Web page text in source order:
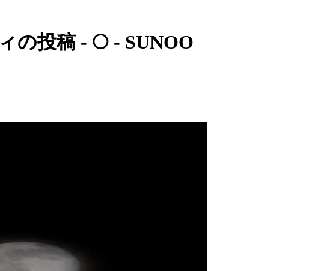
の投稿 - 🌕 - SUNOO